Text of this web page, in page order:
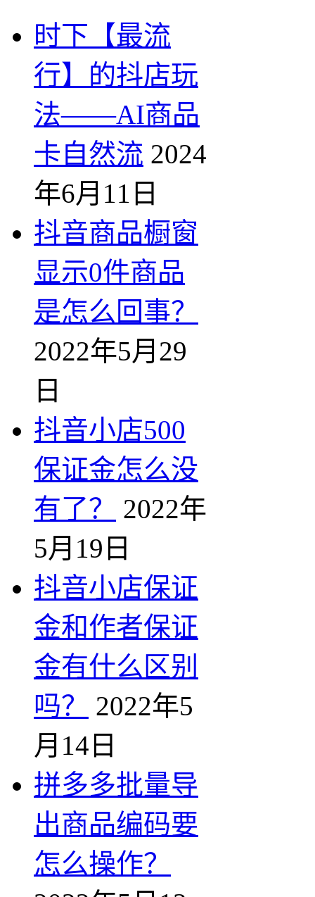
时下【最流
行】的抖店玩
法——AI商品
卡自然流 2024
年6月11日
抖音商品橱窗
显示0件商品
是怎么回事？
2022年5月29
日
抖音小店500
保证金怎么没
有了？
2022年
5月19日
抖音小店保证
金和作者保证
金有什么区别
吗？
2022年5
月14日
拼多多批量导
出商品编码要
怎么操作？